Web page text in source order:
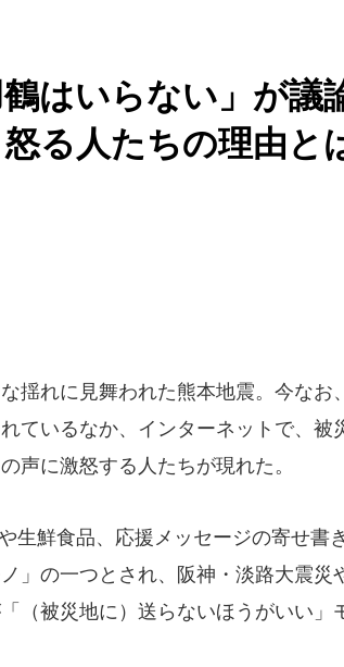
鶴はいらない」が
る人たちの理由と
揺れに見舞われた熊本地震。今なお
ているなか、インターネットで、被
声に激怒する人たちが現れた。
生鮮食品、応援メッセージの寄せ書
ノ」の一つとされ、阪神・淡路大震
（被災地に）送らないほうがいい」